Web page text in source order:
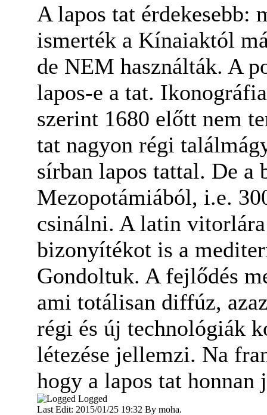
A lapos tat érdekesebb:
ismerték a Kínaiaktól
de NEM használták. A
lapos-e a tat.
szerint 1680 előtt nem
tat nagyon régi
sírban lapos tattal. De a
Mezopotámiából, i.e.
csinálni. A latin
bizonyítékot is a
Gondoltuk. A fejlődés
ami totálisan diffúz,
régi és új technológiák
létezése jellemzi. Na
hogy a lapos tat honnan
Logged
Last Edit: 2015/01/25 19:32 By moha.